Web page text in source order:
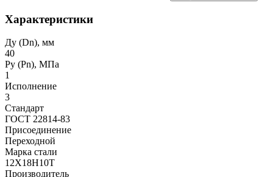
Характеристики
Ду (Dn), мм
40
Ру (Рn), МПа
1
Исполнение
3
Стандарт
ГОСТ 22814-83
Присоединение
Переходной
Марка стали
12Х18Н10Т
Производитель